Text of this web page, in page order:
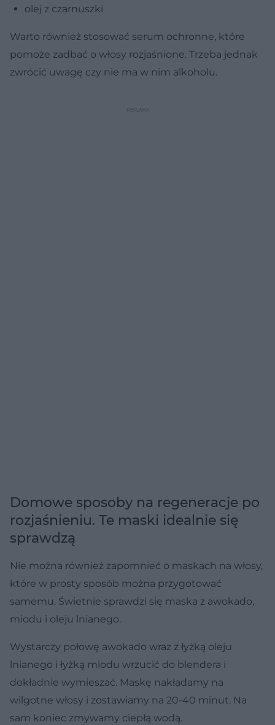
olej z czarnuszki
Warto również stosować serum ochronne, które
pomoże zadbać o włosy rozjaśnione. Trzeba jednak
zwrócić uwagę czy nie ma w nim alkoholu.
Domowe sposoby na regeneracje po
rozjaśnieniu. Te maski idealnie się
sprawdzą
Nie można również zapomnieć o maskach na włosy,
które w prosty sposób można przygotować
samemu. Świetnie sprawdzi się maska z awokado,
miodu i oleju lnianego.
Wystarczy połowę awokado wraz z łyżką oleju
lnianego i łyżką miodu wrzucić do blendera i
dokładnie wymieszać. Maskę nakładamy na
wilgotne włosy i zostawiamy na 20-40 minut. Na
sam koniec zmywamy ciepłą wodą.